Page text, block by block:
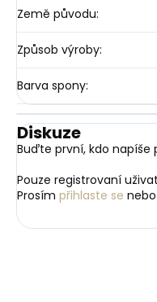
Země původu:
Způsob výroby:
Barva spony:
Diskuze
Buďte první, kdo napíše
Pouze registrovaní
Prosím přihlaste se